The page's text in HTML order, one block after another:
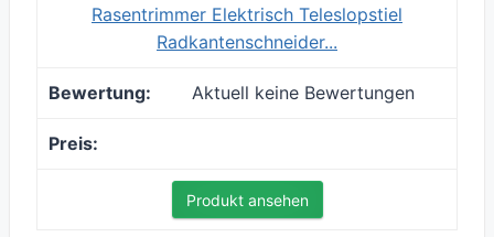
Rasentrimmer Elektrisch Teleslopstiel
Radkantenschneider...
Aktuell keine Bewertungen
Produkt ansehen